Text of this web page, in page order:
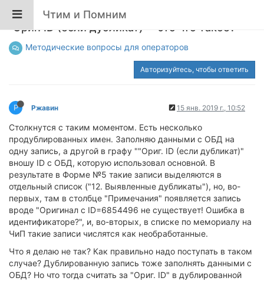
Чтим и Помним
"Ориг. ID (если дубликат)" - это что такое?
Методические вопросы для операторов
Авторизуйтесь, чтобы ответить
Р Ржавин 15 янв. 2019 г., 10:52
Столкнутся с таким моментом. Есть несколько
продублированных имен. Заполняю данными с ОБД на
одну запись, а другой в графу ""Ориг. ID (если дубликат)"
вношу ID с ОБД, которую использовал основной. В
результате в Форме №5 такие записи выделяются в
отдельный список ("12. Выявленные дубликаты"), но, во-
первых, там в столбце "Примечания" появляется запись
вроде "Оригинал с ID=6854496 не существует! Ошибка в
идентификаторе?", и, во-вторых, в списке по мемориалу на
ЧиП такие записи числятся как необработанные.
Что я делаю не так? Как правильно надо поступать в таком
случае? Дублированную запись тоже заполнять данными с
ОБД? Но что тогда считать за "Ориг. ID" в дублированной